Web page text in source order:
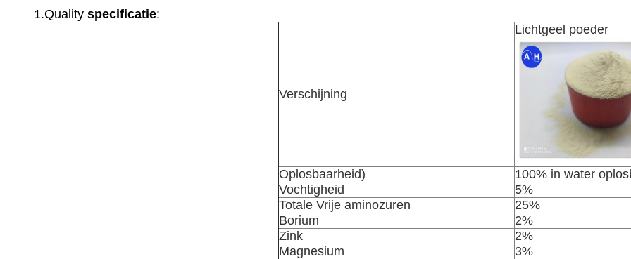
1.Quality specificatie:
Verschijning
Lichtgeel poeder
Oplosbaarheid)
100% in water
Vochtigheid
5%
Totale Vrije aminozuren
25%
Borium
2%
Zink
2%
Magnesium
3%